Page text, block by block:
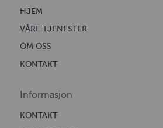
HJEM
VÅRE TJENESTER
OM OSS
KONTAKT
Informasjon
KONTAKT